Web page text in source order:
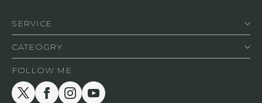
SERVICE
登録方法
利用規約
運営会社
プライバシーポリシー
CATEOGRY
コーポレート
商品・サービス
ポートフォリオ
FOLLOW ME